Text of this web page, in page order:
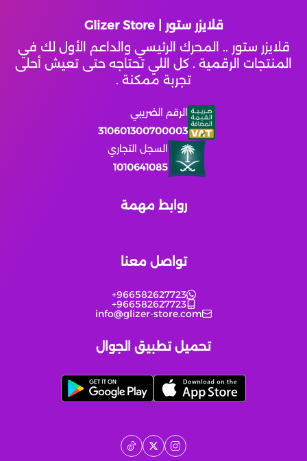
وايت اوت سيرفايفل
Heroes Evolved Growth
قلايزر ستور | Glizer Store
قلايزر ستور .. المحرك الرئيسي والداعم الأول لك في
المنتجات الرقمية . كل اللي تحتاجه حتى تعيش أحلى
تجربة ممكنة .
الرقم الضريبي
310601300700003
السجل التجاري
1010641085
روابط مهمة
تواصل معنا
+966582627723
+966582627723
info@glizer-store.com
تحميل تطبيق الجوال